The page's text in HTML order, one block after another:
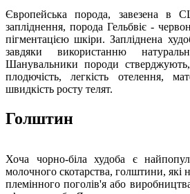
Європейська порода, завезена в
запліднення, порода Гельбвіє -
пігментацією шкіри. Запліднена
завдяки використанню
Шанувальники породи
плодючість, легкість отелення,
швидкість росту телят.
Голштин
Хоча чорно-біла худоба є
молочного скотарства, голштини, які
племінного поголів'я або